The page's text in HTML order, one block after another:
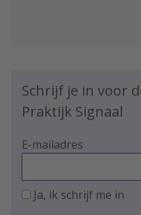
Schrijf je in voor
Praktijk Signaal
E-mailadres
Ja, ik schrijf me in